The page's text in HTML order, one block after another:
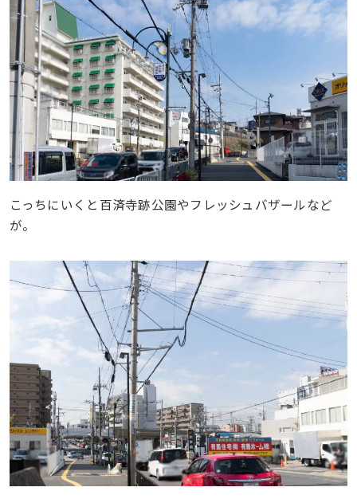
こっちにいくと百済寺跡公園やフレッシュバザールなど
が。